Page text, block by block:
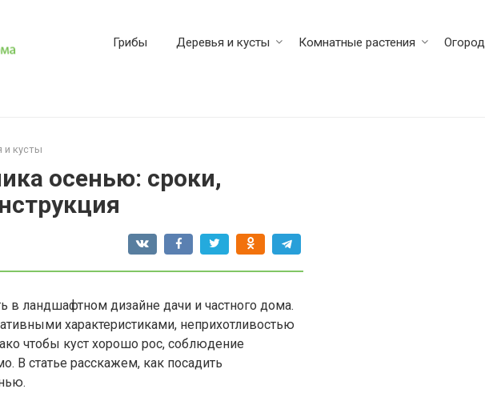
Грибы Деревья и кусты Комнатные растения Огород
и кусты
осенью: сроки,
ландшафтном дизайне дачи и частного дома.
характеристиками, неприхотливостью
чтобы куст хорошо рос, соблюдение
В статье расскажем, как посадить